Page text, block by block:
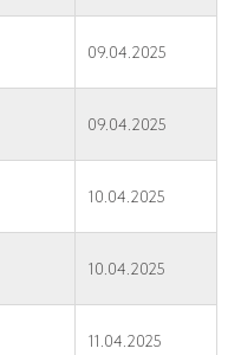
09.04.2025
09.04.2025
10.04.2025
10.04.2025
11.04.2025